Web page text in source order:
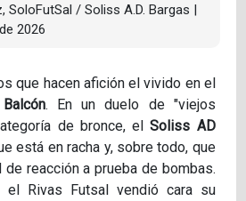
SoloFutSal / Soliss A.D. Bargas |
2026
que hacen afición el vivido en el
. En un duelo de "viejos
de bronce, elSoliss AD
está en racha y, sobre todo, que
de reacción a prueba de bombas.
Rivas Futsal vendió cara su